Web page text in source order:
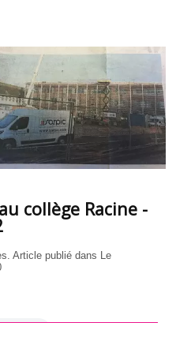
collège Racine -
Article publié dans Le